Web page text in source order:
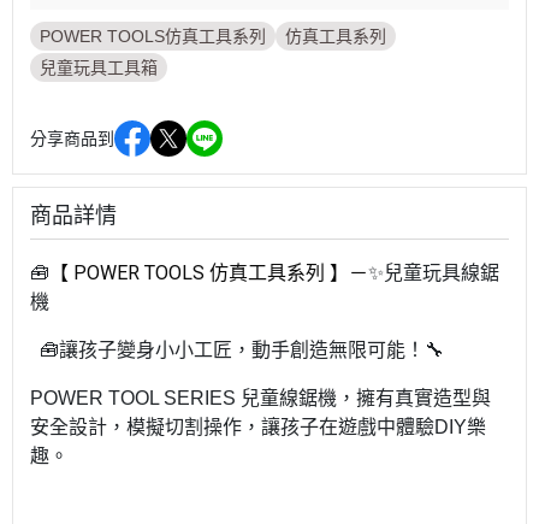
POWER TOOLS仿真工具系列
仿真工具系列
兒童玩具工具箱
分享商品到
商品詳情
🧰 【 POWER TOOLS 仿真工具系列 】－✨兒童玩具線鋸
機
🧰讓孩子變身小小工匠，動手創造無限可能！🔧
POWER TOOL SERIES 兒童線鋸機，擁有真實造型與
安全設計，模擬切割操作，讓孩子在遊戲中體驗DIY樂
趣。